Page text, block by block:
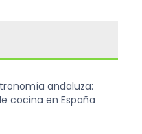
andaluza:
cocina en España